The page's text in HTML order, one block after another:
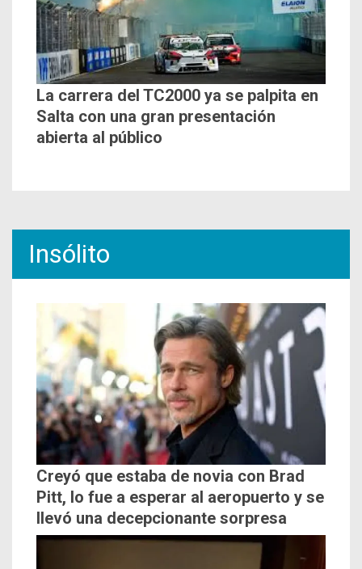
La carrera del TC2000 ya se palpita en
Salta con una gran presentación
abierta al público
Insólito
Creyó que estaba de novia con Brad
Pitt, lo fue a esperar al aeropuerto y se
llevó una decepcionante sorpresa